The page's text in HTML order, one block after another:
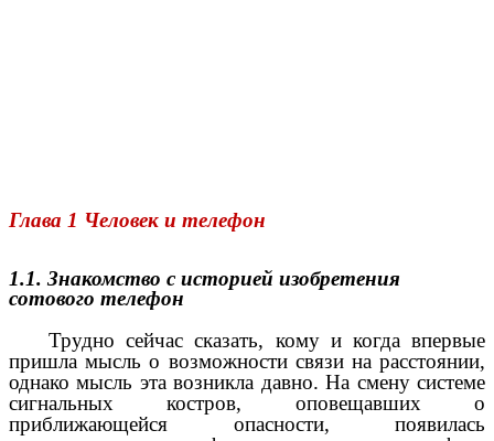
Глава 1 Человек и телефон
1.1. Знакомство с историей изобретения
сотового телефон
Трудно сейчас сказать, кому и когда впервые
пришла мысль о возможности связи на расстоянии,
однако мысль эта возникла давно. На смену системе
сигнальных костров, оповещавших о
приближающейся опасности, появилась